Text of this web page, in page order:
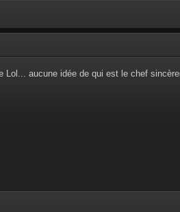
Lol... aucune idée de qui est le chef